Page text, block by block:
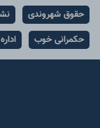
حقوق شهروندی
حکمرانی خوب